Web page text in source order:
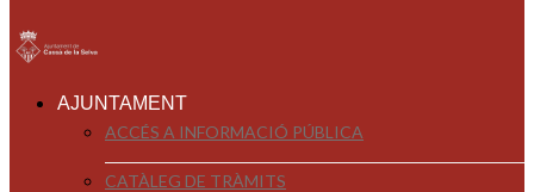
AJUNTAMENT
ACCÉS A INFORMACIÓ PÚBLICA
CATÀLEG DE TRÀMITS